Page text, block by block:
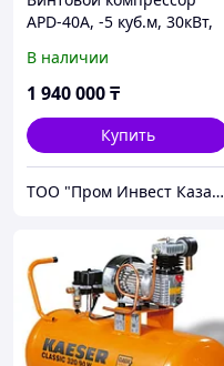
APD-40A, -5 куб.м, 30кВт,
В наличии
1 940 000₸
Купить
ТОО "Пром Инвест Казахстан"